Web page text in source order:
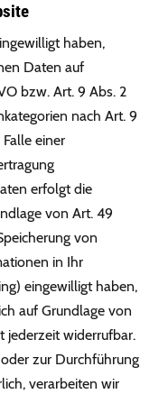
haben,
Daten auf
bzw. Art. 9 Abs. 2
nach Art. 9
einer
erfolgt die
von Art. 49
von
in Ihr
eingewilligt haben,
auf Grundlage von
jederzeit widerrufbar.
zur Durchführung
verarbeiten wir